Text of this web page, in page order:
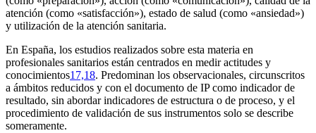
atención (como «satisfacción»), estado de salud (como «ansiedad»)
y utilización de la atención sanitaria.
En España, los estudios realizados sobre esta materia en
profesionales sanitarios están centrados en medir actitudes y
conocimientos17,18. Predominan los observacionales, circunscritos
a ámbitos reducidos y con el documento de IP como indicador de
resultado, sin abordar indicadores de estructura o de proceso, y el
procedimiento de validación de sus instrumentos solo se describe
someramente.